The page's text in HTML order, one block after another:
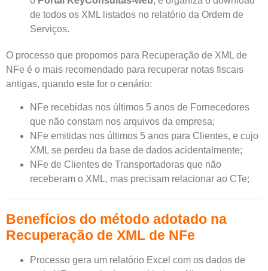
de todos os XML listados no relatório da Ordem de
Serviços.
O processo que propomos para Recuperação de XML de
NFe é o mais recomendado para recuperar notas fiscais
antigas, quando este for o cenário:
NFe recebidas nos últimos 5 anos de Fornecedores
que não constam nos arquivos da empresa;
NFe emitidas nos últimos 5 anos para Clientes, e cujo
XML se perdeu da base de dados acidentalmente;
NFe de Clientes de Transportadoras que não
receberam o XML, mas precisam relacionar ao CTe;
Benefícios do método adotado na
Recuperação de XML de NFe
Processo gera um relatório Excel com os dados de